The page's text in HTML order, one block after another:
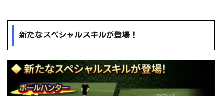
新たなスペシャルスキルが登場！